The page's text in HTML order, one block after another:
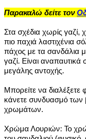
Παρακαλώ δείτε τον
Στα σχέδια χωρίς γαζί,
πιο παχιά λαστιχένια
πάχος με τα σανδάλια
γαζί. Είναι
μεγάλης αντοχής.
Μπορείτε να
κάνετε συνδυασμό των
χρωμάτων.
Χρώμα Λουριών: Το